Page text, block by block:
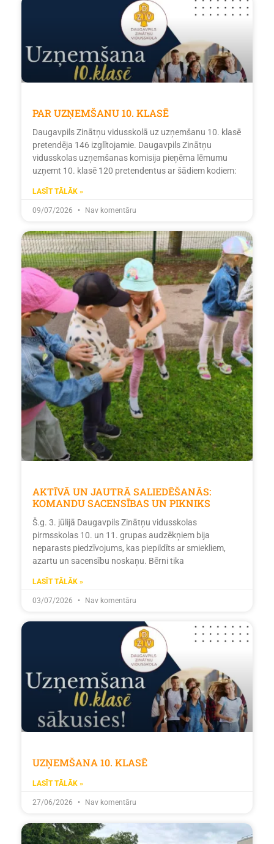
PAR UZŅEMŠANU 10. KLASĒ
Daugavpils Zinātņu vidusskolā uz uzņemšanu 10. klasē
pretendēja 146 izglītojamie. Daugavpils Zinātņu
vidusskolas uzņemšanas komisija pieņēma lēmumu
uzņemt 10. klasē 120 pretendentus ar šādiem kodiem:
LASĪT TĀLĀK »
09/07/2026 Nav komentāru
AKTĪVĀ UN JAUTRĀ SALIEDĒŠANĀS:
KOMANDU SACENSĪBAS UN PIKNIKS
Š.g. 3. jūlijā Daugavpils Zinātņu vidusskolas
pirmsskolas 10. un 11. grupas audzēkņiem bija
neparasts piedzīvojums, kas piepildīts ar smiekliem,
azartu un sacensību noskaņu. Bērni tika
LASĪT TĀLĀK »
03/07/2026 Nav komentāru
UZŅEMŠANA 10. KLASĒ
LASĪT TĀLĀK »
27/06/2026 Nav komentāru